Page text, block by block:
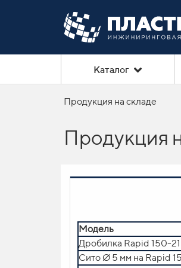
Каталог
Продукция на складе
Продукция
Модель
Дробилка Rapid 150-21
Сито Ø 5 мм на Rapid
Модель
Сушилка motan swift
Прибор прямого